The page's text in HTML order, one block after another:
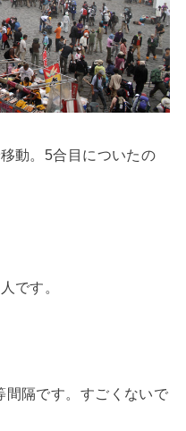
動。5合目についたの
です。
間隔です。すごくないで